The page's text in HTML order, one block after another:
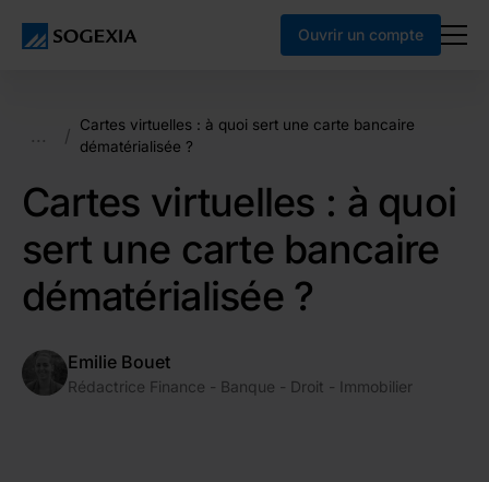
Ouvrir un compte
... /
Cartes virtuelles : à quoi sert une carte bancaire
dématérialisée ?
Cartes virtuelles : à quoi
sert une carte bancaire
dématérialisée ?
Emilie Bouet
Rédactrice Finance - Banque - Droit - Immobilier